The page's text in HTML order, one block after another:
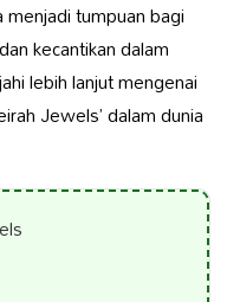
tumpuan bagi
kecantikan dalam
lebih lanjut mengenai
Jewels’ dalam dunia